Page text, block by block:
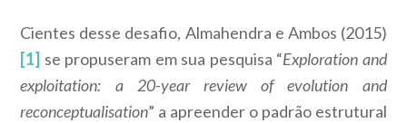
Cientes desse desafio, Almahendra e Ambos (2015)
[1] se propuseram em sua pesquisa “Exploration and
exploitation: a 20-year review of evolution and
reconceptualisation” a apreender o padrão estrutural